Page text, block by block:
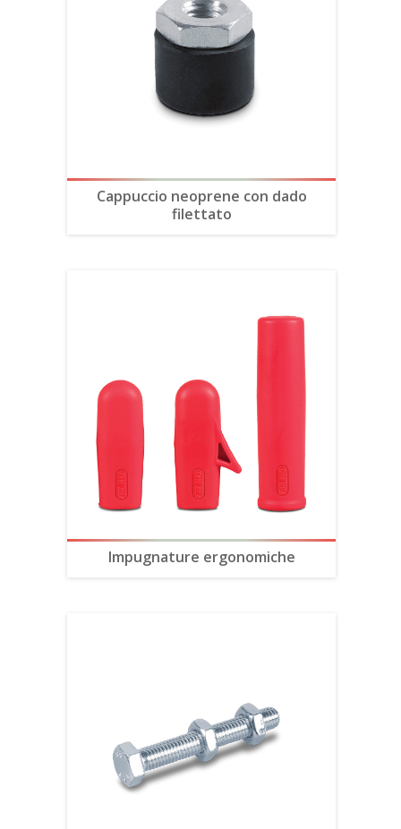
Cappuccio neoprene con dado
filettato
Impugnature ergonomiche